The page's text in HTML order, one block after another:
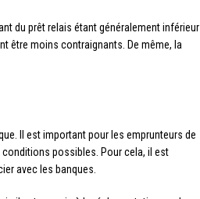
du prêt relais étant généralement inférieur
être moins contraignants. De même, la
Il est important pour les emprunteurs de
conditions possibles. Pour cela, il est
avec les banques.